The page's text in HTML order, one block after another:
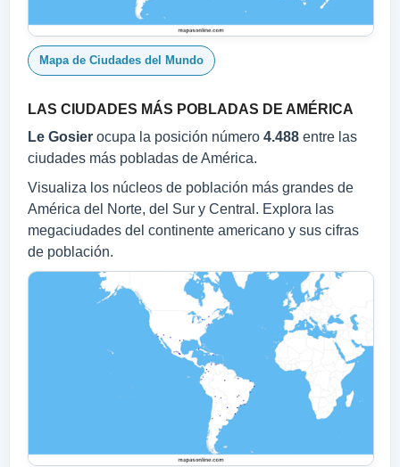
Mapa de Ciudades del Mundo
LAS CIUDADES MÁS POBLADAS DE AMÉRICA
Le Gosier ocupa la posición número 4.488 entre las
ciudades más pobladas de América.
Visualiza los núcleos de población más grandes de
América del Norte, del Sur y Central. Explora las
megaciudades del continente americano y sus cifras
de población.